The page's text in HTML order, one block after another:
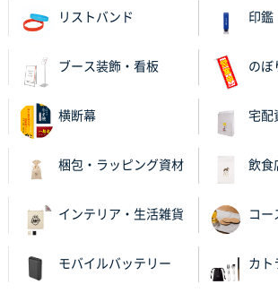
和歌山県S社様
2025年11月05日 11:13
不織布スクエアトート(A4サイズ)
2025年10月28日 17:10
ワンポイントポリ袋 A4サイズ
1000枚
リストバンド 印鑑
ブース装飾・看板 のぼ
横断幕 宅配
梱包・ラッピング資材 飲食
インテリア・生活雑貨 コー
モバイルバッテリー カト